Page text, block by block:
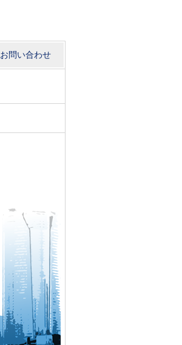
お問い合わせ